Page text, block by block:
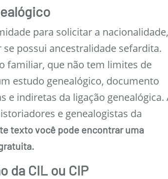
para solicitar a
possui ancestralidade sefardita.
familiar, que não tem limites de
estudo genealógico, documento
e indiretas da ligação genealógica.
e genealogistas da
texto você pode encontrar uma
da CIL ou CIP